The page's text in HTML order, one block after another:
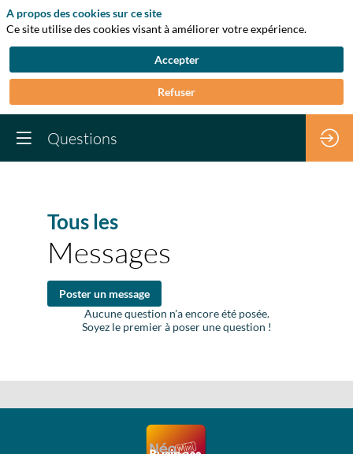
Questions
Tous les
Messages
Poster un message
Aucune question n'a encore été posée.
Soyez le premier à poser une question !
A propos des cookies sur ce site
Ce site utilise des cookies visant à améliorer votre expérience.
Accepter
Refuser